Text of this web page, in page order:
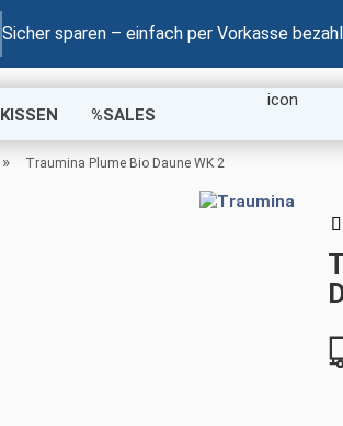
Sicher sparen – einfach per Vorkasse
KISSEN %SALES
» Traumina Plume Bio Daune WK 2